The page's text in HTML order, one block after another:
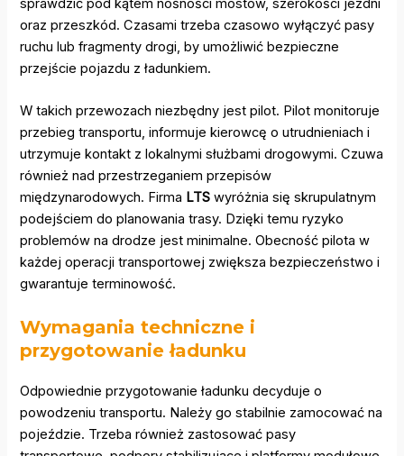
sprawdzić pod kątem nośności mostów, szerokości jezdni
oraz przeszkód. Czasami trzeba czasowo wyłączyć pasy
ruchu lub fragmenty drogi, by umożliwić bezpieczne
przejście pojazdu z ładunkiem.
W takich przewozach niezbędny jest pilot. Pilot monitoruje
przebieg transportu, informuje kierowcę o utrudnieniach i
utrzymuje kontakt z lokalnymi służbami drogowymi. Czuwa
również nad przestrzeganiem przepisów
międzynarodowych. Firma LTS wyróżnia się skrupulatnym
podejściem do planowania trasy. Dzięki temu ryzyko
problemów na drodze jest minimalne. Obecność pilota w
każdej operacji transportowej zwiększa bezpieczeństwo i
gwarantuje terminowość.
Wymagania techniczne i
przygotowanie ładunku
Odpowiednie przygotowanie ładunku decyduje o
powodzeniu transportu. Należy go stabilnie zamocować na
pojeździe. Trzeba również zastosować pasy